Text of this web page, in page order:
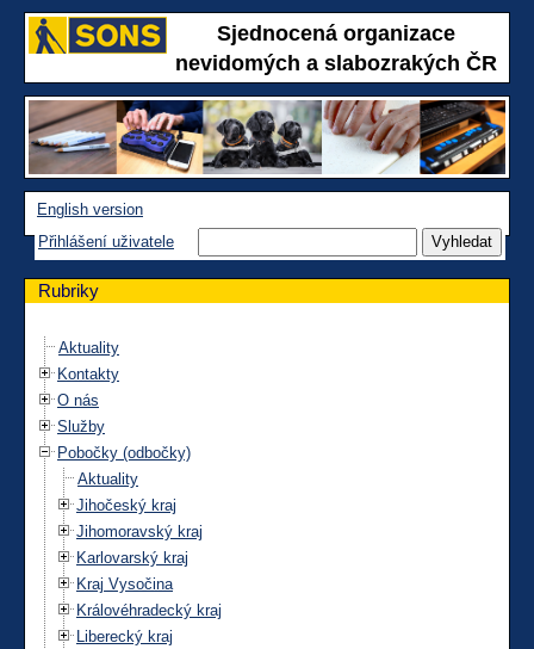
Sjednocená organizace
nevidomých a slabozrakých ČR
English version
Přihlášení uživatele
Rubriky
Aktuality
Kontakty
O nás
Služby
Pobočky (odbočky)
Aktuality
Jihočeský kraj
Jihomoravský kraj
Karlovarský kraj
Kraj Vysočina
Královéhradecký kraj
Liberecký kraj